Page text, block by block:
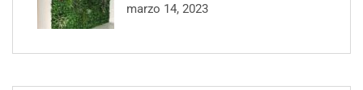
marzo 14, 2023